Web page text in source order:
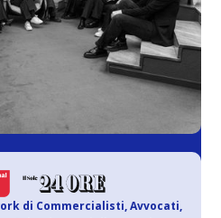
di Commercialisti, Avvocati,